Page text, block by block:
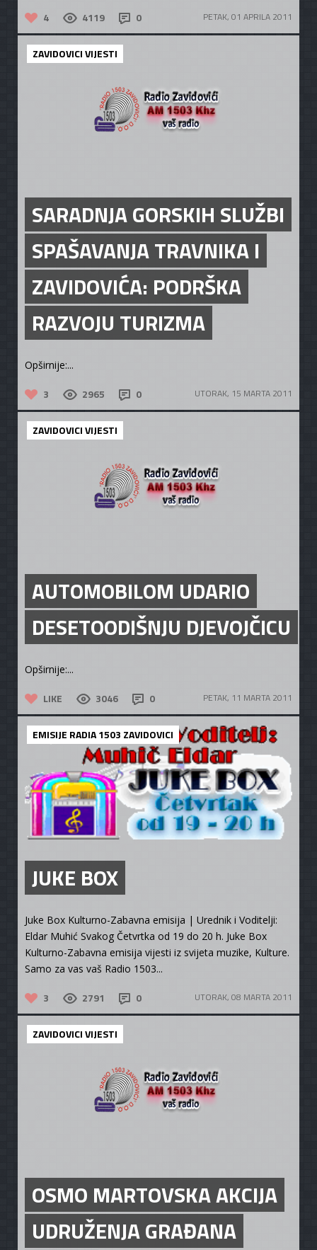
4 4119 0 PETAK, 01 APRILA 2011
ZAVIDOVICI VIJESTI
SARADNJA GORSKIH SLUŽBI
SPAŠAVANJA TRAVNIKA I
ZAVIDOVIĆA: PODRŠKA
RAZVOJU TURIZMA
Opširnije:...
3 2965 0 UTORAK, 15 MARTA 2011
ZAVIDOVICI VIJESTI
AUTOMOBILOM UDARIO
DESETOODIŠNJU DJEVOJČICU
Opširnije:...
LIKE 3046 0 PETAK, 11 MARTA 2011
EMISIJE RADIA 1503 ZAVIDOVICI
JUKE BOX
Juke Box Kulturno-Zabavna emisija | Urednik i Voditelji:
Eldar Muhić Svakog Četvrtka od 19 do 20 h. Juke Box
Kulturno-Zabavna emisija vijesti iz svijeta muzike, Kulture.
Samo za vas vaš Radio 1503...
3 2791 0 UTORAK, 08 MARTA 2011
ZAVIDOVICI VIJESTI
OSMO MARTOVSKA AKCIJA
UDRUŽENJA GRAĐANA